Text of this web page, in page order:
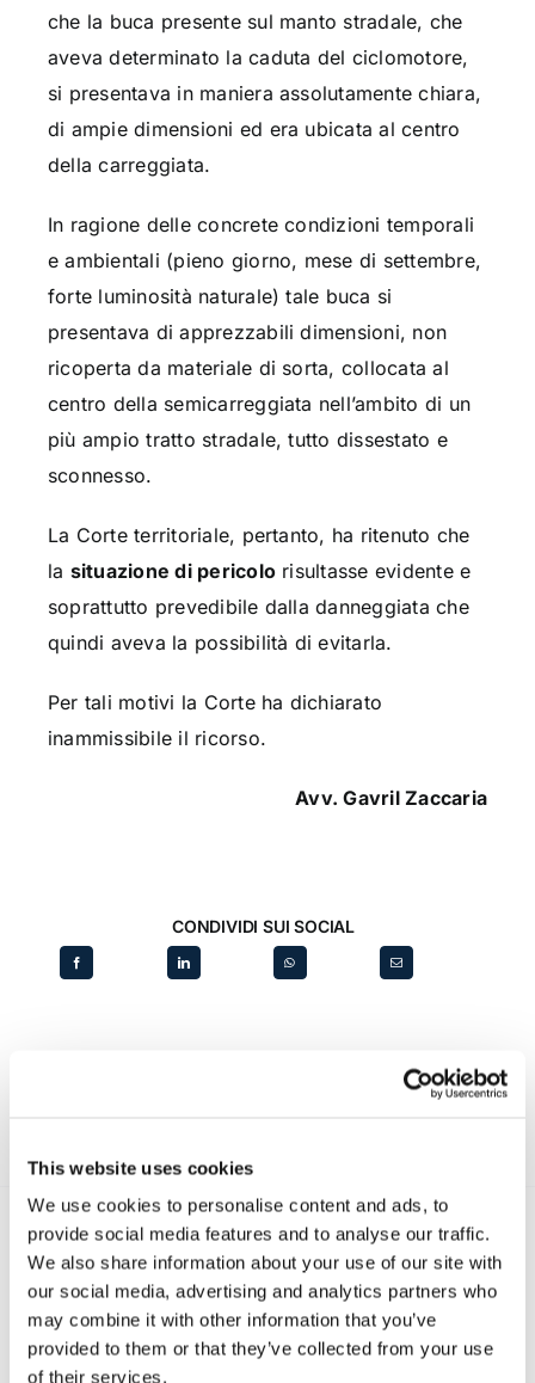
This website uses cookies
We use cookies to personalise content and ads, to
provide social media features and to analyse our traffic.
We also share information about your use of our site with
our social media, advertising and analytics partners who
may combine it with other information that you’ve
provided to them or that they’ve collected from your use
of their services.
che la buca presente sul manto stradale, che
aveva determinato la caduta del ciclomotore,
si presentava in maniera assolutamente chiara,
di ampie dimensioni ed era ubicata al centro
della carreggiata.
In ragione delle concrete condizioni temporali
e ambientali (pieno giorno, mese di settembre,
forte luminosità naturale) tale buca si
presentava di apprezzabili dimensioni, non
ricoperta da materiale di sorta, collocata al
centro della semicarreggiata nell’ambito di un
più ampio tratto stradale, tutto dissestato e
sconnesso.
La Corte territoriale, pertanto, ha ritenuto che
la situazione di pericolo risultasse evidente e
soprattutto prevedibile dalla danneggiata che
quindi aveva la possibilità di evitarla.
Per tali motivi la Corte ha dichiarato
inammissibile il ricorso.
Avv. Gavril Zaccaria
CONDIVIDI SUI SOCIAL
Recent posts.
24 Luglio 2026
Diritto civile, Michela Colitta, Sentenze Cassazione